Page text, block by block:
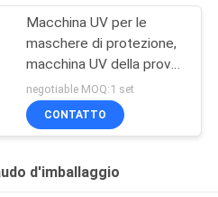
Macchina UV per le
maschere di protezione,
macchina UV della prova
del forno di
sterilizzazione di
radiazione ultravioletta
negotiable MOQ:1 set
CONTATTO
d'imballaggio